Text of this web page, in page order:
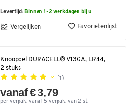
Levertijd: Binnen 1-2 werkdagen bij u
Vergelijken Favorietenlijst
Knoopcel DURACELL® V13GA, LR44,
2 stuks
(1)
vanaf € 3,79
per verpak. vanaf 5 verpak. van 2 st.